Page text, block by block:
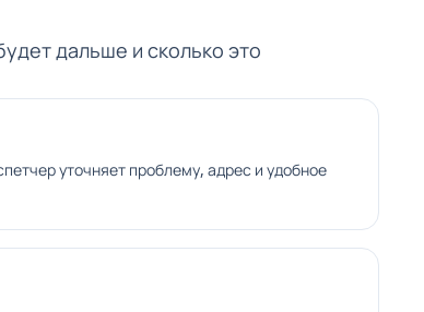
дальше и сколько это
уточняет проблему, адрес и удобное